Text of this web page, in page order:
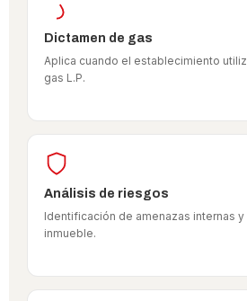
Dictamen de gas
Aplica cuando el establecimiento
gas L.P.
Análisis de riesgos
Identificación de amenazas internas
inmueble.